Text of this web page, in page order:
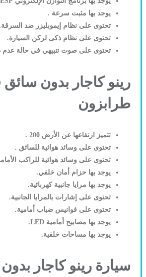
يوجد بها مثبت سرعة .
تحتوى على نظام إيموبليزر ضد
تحتوى على نظام ذكى لركن السيارة.
تحتوى على صوت تنبيهي في حالة عدم
رينو كاجار بدون
طرابزون
تتميز ارتفاعها عن الأرض 200 .
تحتوى على وسائد هوائية للسائق .
تحتوى على وسائد هوائية للراكب
يوجد بها حزام أمان خلفي.
يوجد بها مرايا جانبية كهربائية.
تحتوى على إشارات بالمرايا الجانبية.
تحتوى على فوانيس ضباب أمامية.
يوجد بها مصابيح أمامية LED.
يوجد بها مساحات خلفية.
سيارة رينو كاجار